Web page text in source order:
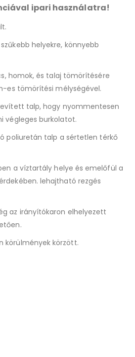
ipari használatra!
helyekre, könnyebb
homok, és talaj tömörítésére
es tömörítési mélységével.
talp, hogy nyommentesen
végleges burkolatot.
poliuretán talp a sértetlen térkő
a víztartály helye és emelőfül a
lehajtható rezgés
az irányítókaron elhelyezett
körülmények körzött.